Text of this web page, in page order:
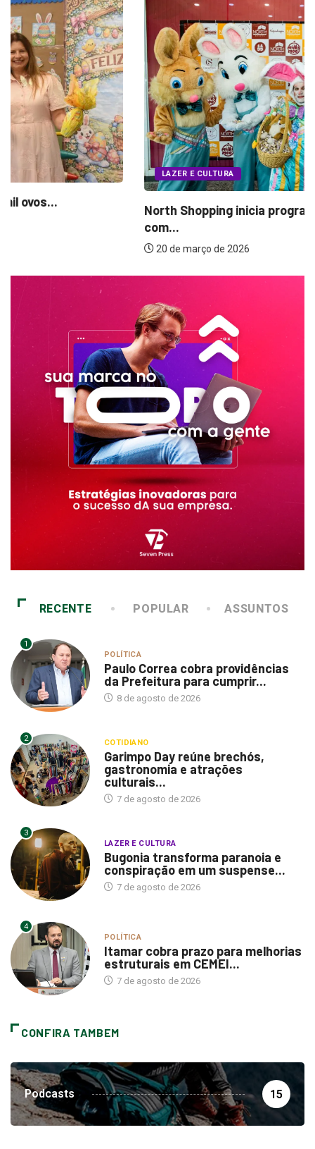
LAZER E CULTURA
North Shopping inicia programação de Páscoa
RECENTE POPULAR ASSUNTOS
1
POLÍTICA
Paulo Correa cobra providências
da Prefeitura para cumprir...
8 de agosto de 2026
2 COTIDIANO
Garimpo Day reúne brechós,
gastronomia e atrações
culturais...
7 de agosto de 2026
3
LAZER E CULTURA
Bugonia transforma paranoia e
conspiração em um suspense...
7 de agosto de 2026
4
POLÍTICA
Itamar cobra prazo para melhorias
estruturais em CEMEI...
7 de agosto de 2026
CONFIRA TAMBEM
Podcasts 15